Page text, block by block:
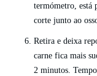
termómetro, está
corte junto ao
Retira e deixa
carne fica mais
2 minutos.